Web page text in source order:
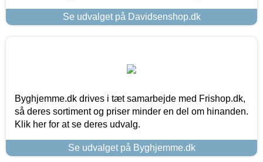
Se udvalget på Davidsenshop.dk
Byghjemme.dk drives i tæt samarbejde med Frishop.dk,
så deres sortiment og priser minder en del om hinanden.
Klik her for at se deres udvalg.
Se udvalget på Byghjemme.dk